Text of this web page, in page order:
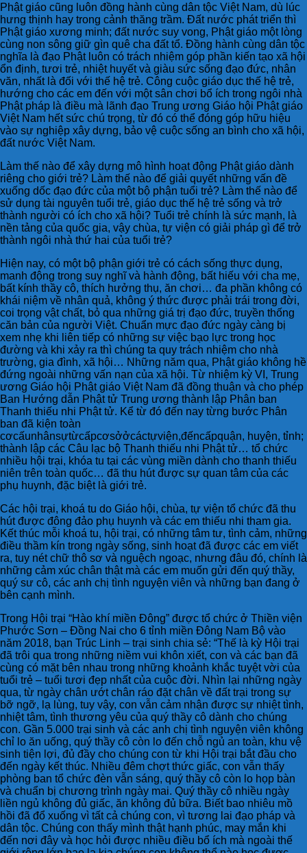
Phật giáo cũng luôn đồng hành cùng dân tộc Việt Nam, dù lúc
hưng thịnh hay trong cảnh thăng trầm. Đất nước phát triển thì
Phật giáo xương minh; đất nước suy vong, Phật giáo một lòng
cùng non sông giữ gìn quê cha đất tổ. Đồng hành cùng dân tộc
nghĩa là đạo Phật luôn có trách nhiệm góp phần kiến tạo xã hội
ổn định, tươi trẻ, nhiệt huyết và giàu sức sống đạo đức, nhân
văn, nhất là đối với thế hệ trẻ. Công cuộc giáo dục thế hệ trẻ,
hướng cho các em đến với một sân chơi bổ ích trong ngôi nhà
Phật pháp là điều mà lãnh đạo Trung ương Giáo hội Phật giáo
Việt Nam hết sức chú trọng, từ đó có thể đóng góp hữu hiệu
vào sự nghiệp xây dựng, bảo vệ cuộc sống an bình cho xã hội,
đất nước Việt Nam.
Làm thế nào để xây dựng mô hình hoạt động Phật giáo dành
riêng cho giới trẻ? Làm thế nào để giải quyết những vấn đề
xuống dốc đạo đức của một bộ phận tuổi trẻ? Làm thế nào để
sử dụng tài nguyên tuổi trẻ, giáo dục thế hệ trẻ sống và trở
thành người có ích cho xã hội? Tuổi trẻ chính là sức mạnh, là
nền tảng của quốc gia, vậy chùa, tự viện có giải pháp gì để trở
thành ngôi nhà thứ hai của tuổi trẻ?
Hiện nay, có một bộ phận giới trẻ có cách sống thực dụng,
manh động trong suy nghĩ và hành động, bất hiếu với cha mẹ,
bất kính thầy cô, thích hưởng thụ, ăn chơi… đa phần không có
khái niệm về nhân quả, không ý thức được phải trái trong đời,
coi trọng vật chất, bỏ qua những giá trị đạo đức, truyền thống
căn bản của người Việt. Chuẩn mực đạo đức ngày càng bị
xem nhẹ khi liên tiếp có những sự việc bạo lực trong học
đường và khi xảy ra thì chúng ta quy trách nhiệm cho nhà
trường, gia đình, xã hội… Những năm qua, Phật giáo không hề
đứng ngoài những vấn nạn của xã hội. Từ nhiệm kỳ VI, Trung
ương Giáo hội Phật giáo Việt Nam đã đồng thuận và cho phép
Ban Hướng dẫn Phật tử Trung ương thành lập Phân ban
Thanh thiếu nhi Phật tử. Kể từ đó đến nay từng bước Phân
ban đã kiện toàn
cơcấunhânsựtừcấpcơsởởcáctựviện,đếncấpquận, huyện, tỉnh;
thành lập các Câu lạc bộ Thanh thiếu nhi Phật tử… tổ chức
nhiều hội trại, khóa tu tại các vùng miền dành cho thanh thiếu
niên trên toàn quốc… đã thu hút được sự quan tâm của các
phụ huynh, đặc biệt là giới trẻ.
Các hội trại, khoá tu do Giáo hội, chùa, tự viện tổ chức đã thu
hút được đông đảo phụ huynh và các em thiếu nhi tham gia.
Kết thúc mỗi khoá tu, hội trại, có những tâm tư, tình cảm, những
điều thầm kín trong ngày sống, sinh hoạt đã được các em viết
ra, tuy nét chữ thô sơ và nguệch ngoạc, nhưng đâu đó, chính là
những cảm xúc chân thật mà các em muốn gửi đến quý thầy,
quý sư cô, các anh chị tình nguyện viên và những bạn đang ở
bên cạnh mình.
Trong Hội trại “Hào khí miền Đông” được tổ chức ở Thiền viện
Phước Sơn – Đồng Nai cho 6 tỉnh miền Đông Nam Bộ vào
năm 2018, bạn Trúc Linh – trại sinh chia sẻ: “Thế là kỳ Hội trại
đã trôi qua trong những niềm vui khôn xiết, con và các bạn đã
cùng có mặt bên nhau trong những khoảnh khắc tuyệt vời của
tuổi trẻ – tuổi tươi đẹp nhất của cuộc đời. Nhìn lại những ngày
qua, từ ngày chân ướt chân ráo đặt chân về đất trại trong sự
bỡ ngỡ, lạ lùng, tuy vậy, con vẫn cảm nhận được sự nhiệt tình,
nhiệt tâm, tình thương yêu của quý thầy cô dành cho chúng
con. Gần 5.000 trại sinh và các anh chị tình nguyện viên không
chỉ lo ăn uống, quý thầy cô còn lo đến chỗ ngủ an toàn, khu vệ
sinh tiện lợi, đủ đầy cho chúng con từ khi Hội trại bắt đầu cho
đến ngày kết thúc. Nhiều đêm chợt thức giấc, con vẫn thấy
phòng ban tổ chức đèn vẫn sáng, quý thầy cô còn lo họp bàn
và chuẩn bị chương trình ngày mai. Quý thầy cô nhiều ngày
liền ngủ không đủ giấc, ăn không đủ bữa. Biết bao nhiêu mồ
hồi đã đổ xuống vì tất cả chúng con, vì tương lai đạo pháp và
dân tộc. Chúng con thấy mình thật hạnh phúc, may mắn khi
đến nơi đây và học hỏi được nhiều điều bổ ích mà ngoài thế